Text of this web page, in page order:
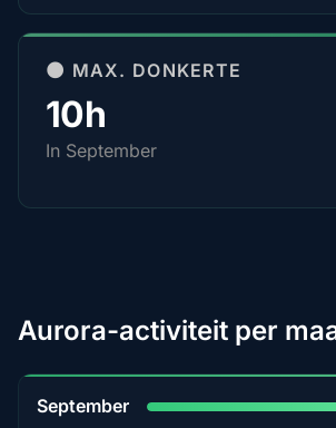
🌑 MAX. DONKERTE
10h
In September
Aurora-activiteit per
September